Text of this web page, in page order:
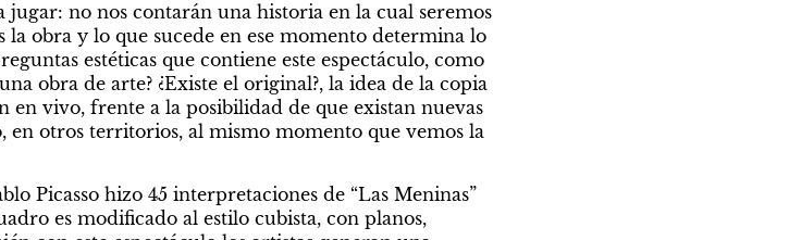
no nos contarán una historia en la cual seremos
la obra y lo que sucede en ese momento determina lo
estéticas que contiene este espectáculo, como
obra de arte? ¿Existe el original?, la idea de la copia
en vivo, frente a la posibilidad de que existan nuevas
en otros territorios, al mismo momento que vemos la
Picasso hizo 45 interpretaciones de “Las Meninas”
es modificado al estilo cubista, con planos,